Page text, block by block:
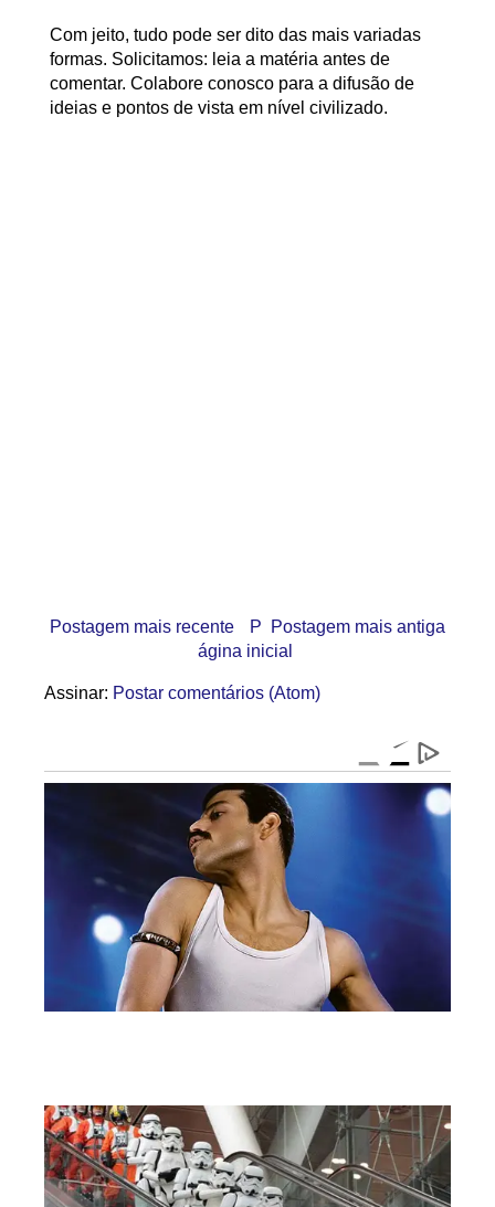
Com jeito, tudo pode ser dito das mais variadas
formas. Solicitamos: leia a matéria antes de
comentar. Colabore conosco para a difusão de
ideias e pontos de vista em nível civilizado.
Postagem mais recente Postagem mais antiga
P
ágina inicial
Assinar: Postar comentários (Atom)